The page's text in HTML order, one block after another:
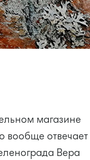
магазине
вообще отвечает
Вера